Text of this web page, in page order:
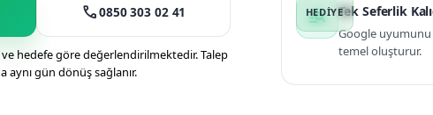
call0850 303 02 41
hedefe göre değerlendirilmektedir. Talep
aynı gün dönüş sağlanır.
manage_search Tek Seferlik
Google
temel oluşturur.